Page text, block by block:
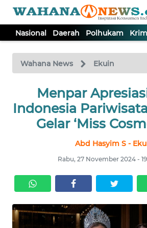
Nasional Daerah Polhukam
Wahana News Ekuin
Menpar
Indonesia
Gelar ‘Miss
Abd Hasyim S -
Rabu, 27 November 2024 -
TV
Tutup
NASIONAL
DAERAH
KRIMINAL
EKUIN